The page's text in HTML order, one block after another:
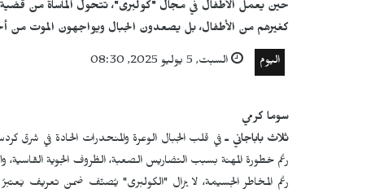
حين يعمل الأطفال في مجال "كولبرى"، تتحول المأساة من قضية
كغيرهم من الأطفال، بل يصعدون الجبال ويواجهون الموت
اليوم السبت, 5 يوليو 2025, 08:30
سوما كرمي
ثلاث باباجاني ـ في قلب الجبال الوعرة والمنحدرات الحادة في شرق
رغم خطورة المهنة بسبب التضاريس الصعبة، الظروف الجوية
رغم المخاطر الجسيمة، لا يزال "الكولبری" يُصنّف ضمن تعريف يَعتبرُ